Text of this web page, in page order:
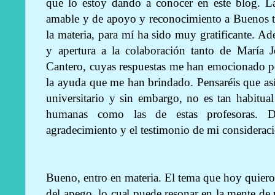
amable y de apoyo y reconocimiento a Buenos
la materia, para mí ha sido muy gratificante.
y apertura a la colaboración tanto de María
Cantero, cuyas respuestas me han
la ayuda que me han brindado. Pensaréis que
universitario y sin embargo, no es tan habitual
humanas como las de estas
agradecimiento y el testimonio de mi
Bueno, entro en materia. El tema que hoy